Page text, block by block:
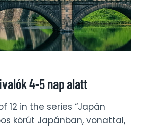
4-5 nap alatt
12 in the series “Japán
körút Japánban, vonattal,